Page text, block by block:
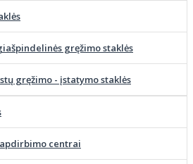
gręžimo staklės
gręžimo - įstatymo staklės
apdirbimo centrai